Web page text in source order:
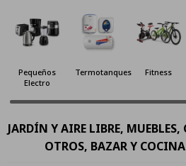
Pequeños
Electro
Termotanques Fitness
JARDÍN Y AIRE LIBRE, MUEBLES,
OTROS, BAZAR Y